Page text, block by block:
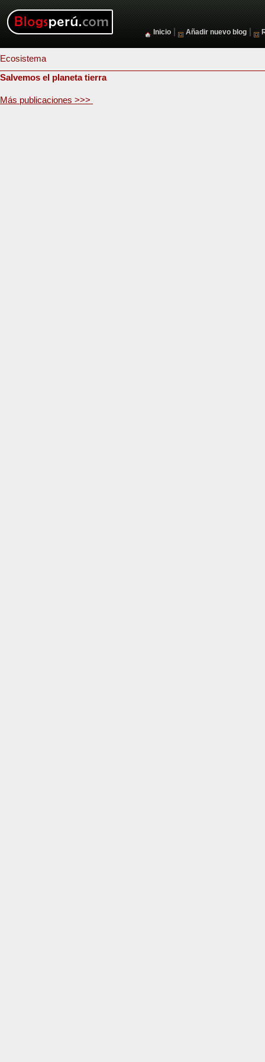
Inicio Añadir nuevo blog
Ecosistema
Salvemos el planeta tierra
Más publicaciones >>>